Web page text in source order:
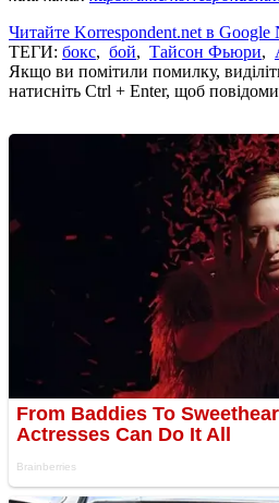
Читайте Korrespondent.net в Google
ТЕГИ: бокс, бой, Тайсон Фьюри,
Якщо ви помітили помилку,
натисніть Ctrl + Enter, щоб